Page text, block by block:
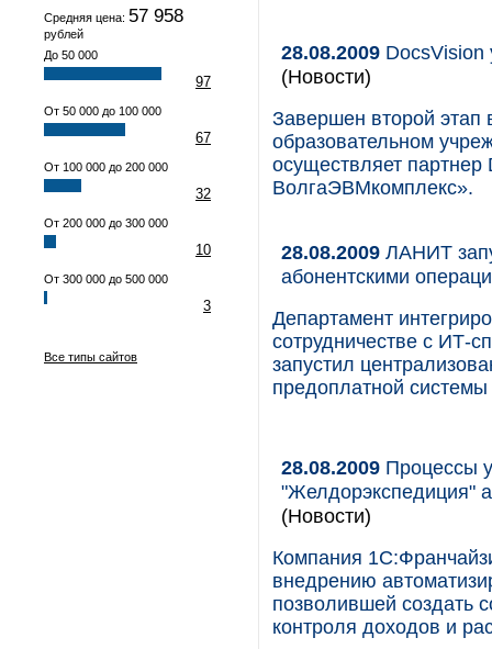
Средняя цена: 57 958
рублей
До 50 000
97
От 50 000 до 100 000
67
От 100 000 до 200 000
32
От 200 000 до 300 000
10
От 300 000 до 500 000
3
Все типы сайтов
28.08.2009
(Новости)
Завершен второй этап
образовательном
осуществляет
ВолгаЭВМкомплекс».
28.08.2009 ЛАНИТ
абонентскими
Департамент
сотрудничестве с ИТ-
запустил
предоплатной
28.08.2009 Процессы
"Желдорэкспедиция"
(Новости)
Компания
внедрению
позволившей создать
контроля доходов и